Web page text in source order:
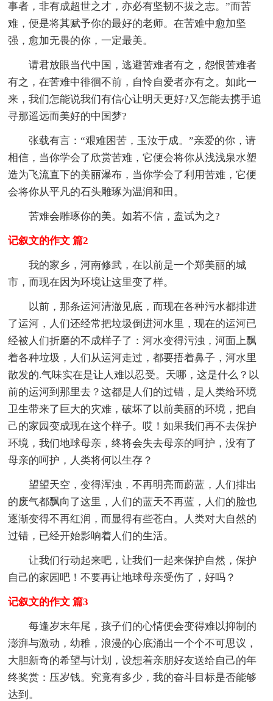
事者，非有成超世之才，亦必有坚韧不拔之志。”而苦
难，便是将其赋予你的最好的老师。在苦难中愈加坚
强，愈加无畏的你，一定最美。
请君放眼当代中国，逃避苦难者有之，怨恨苦难者
有之，在苦难中徘徊不前，自怜自爱者亦有之。如此一
来，我们怎能说我们有信心让明天更好?又怎能去携手追
寻那遥远而美好的中国梦?
张载有言：“艰难困苦，玉汝于成。”亲爱的你，请
相信，当你学会了欣赏苦难，它便会将你从浅浅泉水塑
造为飞流直下的美丽瀑布，当你学会了利用苦难，它便
会将你从平凡的石头雕琢为温润和田。
苦难会雕琢你的美。如若不信，盍试为之?
记叙文的作文 篇2
我的家乡，河南修武，在以前是一个郑美丽的城
市，而现在因为环境让这里变了样。
以前，那条运河清澈见底，而现在各种污水都排进
了运河，人们还经常把垃圾倒进河水里，现在的运河已
经被人们折磨的不成样子了：河水变得污浊，河面上飘
着各种垃圾，人们从运河走过，都要捂着鼻子，河水里
散发的.气味实在是让人难以忍受。天哪，这是什么？以
前的运河到那里去？这都是人们的过错，是人类给环境
卫生带来了巨大的灾难，破坏了以前美丽的环境，把自
己的家园变成现在这个样子。哎！如果我们再不去保护
环境，我们地球母亲，终将会失去母亲的呵护，没有了
母亲的呵护，人类将何以生存？
望望天空，变得浑浊，不再明亮而蔚蓝，人们排出
的废气都飘向了这里，人们的蓝天不再蓝，人们的脸也
逐渐变得不再红润，而显得有些苍白。人类对大自然的
过错，已经开始影响着人们的生活。
让我们行动起来吧，让我们一起来保护自然，保护
自己的家园吧！不要再让地球母亲受伤了，好吗？
记叙文的作文 篇3
每逢岁末年尾，孩子们的心情便会变得难以抑制的
澎湃与激动，幼稚，浪漫的心底涌出一个个不可思议，
大胆新奇的希望与计划，设想着亲朋好友送给自己的年
终奖赏：压岁钱。究竟有多少，我的奋斗目标是否能够
达到。